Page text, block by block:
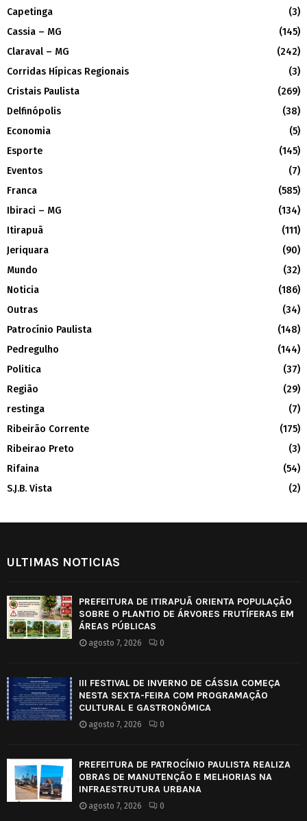
Capetinga
(3)
Cassia – MG
(145)
Claraval – MG
(242)
Corridas Hípicas Regionais
(3)
Cristais Paulista
(269)
Delfinópolis
(38)
Economia
(5)
Esporte
(145)
Eventos
(7)
Franca
(585)
Ibiraci – MG
(134)
Itirapuã
(111)
Jeriquara
(90)
Mundo
(32)
Noticia
(186)
Outras
(34)
Patrocínio Paulista
(148)
Pedregulho
(144)
Politica
(37)
Região
(29)
restinga
(7)
Ribeirão Corrente
(175)
Ribeirao Preto
(3)
Rifaina
(54)
S.J.B. Vista
(2)
ULTIMAS NOTICIAS
PREFEITURA DE ITIRAPUÃ ORIENTA POPULAÇÃO
SOBRE O PLANTIO DE ÁRVORES FRUTÍFERAS EM
ÁREAS PÚBLICAS
agosto 7, 2026 0
III FESTIVAL DE INVERNO DE CÁSSIA COMEÇA
NESTA SEXTA-FEIRA COM PROGRAMAÇÃO
CULTURAL E GASTRONÔMICA
agosto 7, 2026 0
PREFEITURA DE PATROCÍNIO PAULISTA REALIZA
OBRAS DE MANUTENÇÃO E MELHORIAS NA
INFRAESTRUTURA URBANA
agosto 7, 2026 0